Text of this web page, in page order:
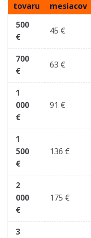
tovaru
mesiacov
500
€
45 €
700
€
63 €
1
000
€
91 €
1
500
€
136 €
2
000
€
175 €
3